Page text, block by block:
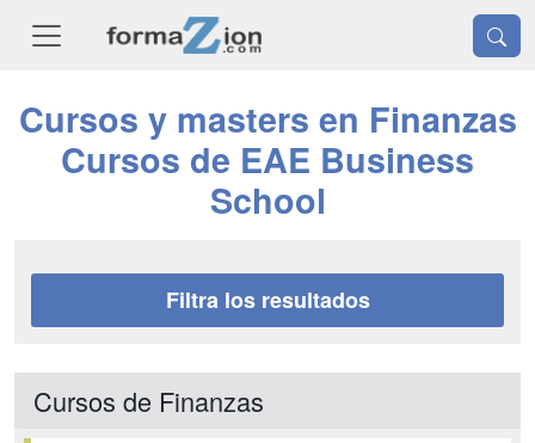
Cursos y masters en Finanzas
Cursos de EAE Business
School
Filtra los resultados
Cursos de Finanzas